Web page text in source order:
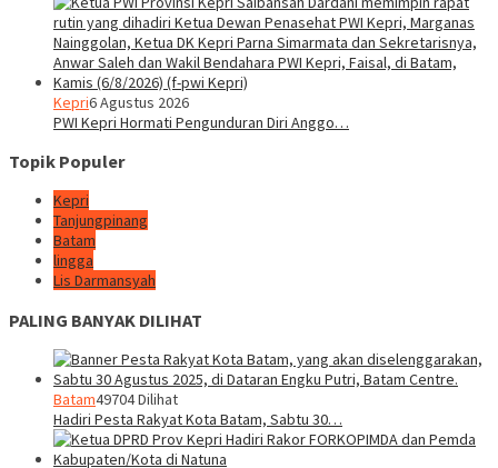
Kepri6 Agustus 2026
PWI Kepri Hormati Pengunduran Diri Anggo…
Topik Populer
Kepri
Tanjungpinang
Batam
lingga
Lis Darmansyah
PALING BANYAK DILIHAT
Batam49704 Dilihat
Hadiri Pesta Rakyat Kota Batam, Sabtu 30…